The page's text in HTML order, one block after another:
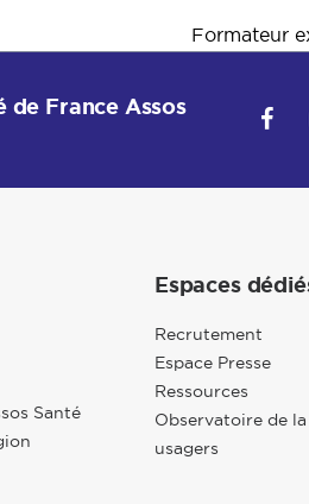
Formateur
de France Assos
Santé
Espaces
Recrutement
Espace Presse
Ressources
Observatoire de
usagers